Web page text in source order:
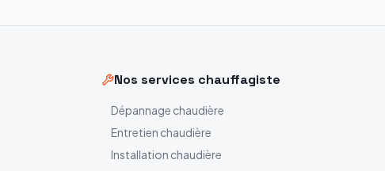
Nos services chauffagiste
Dépannage chaudière
Entretien chaudière
Installation chaudière